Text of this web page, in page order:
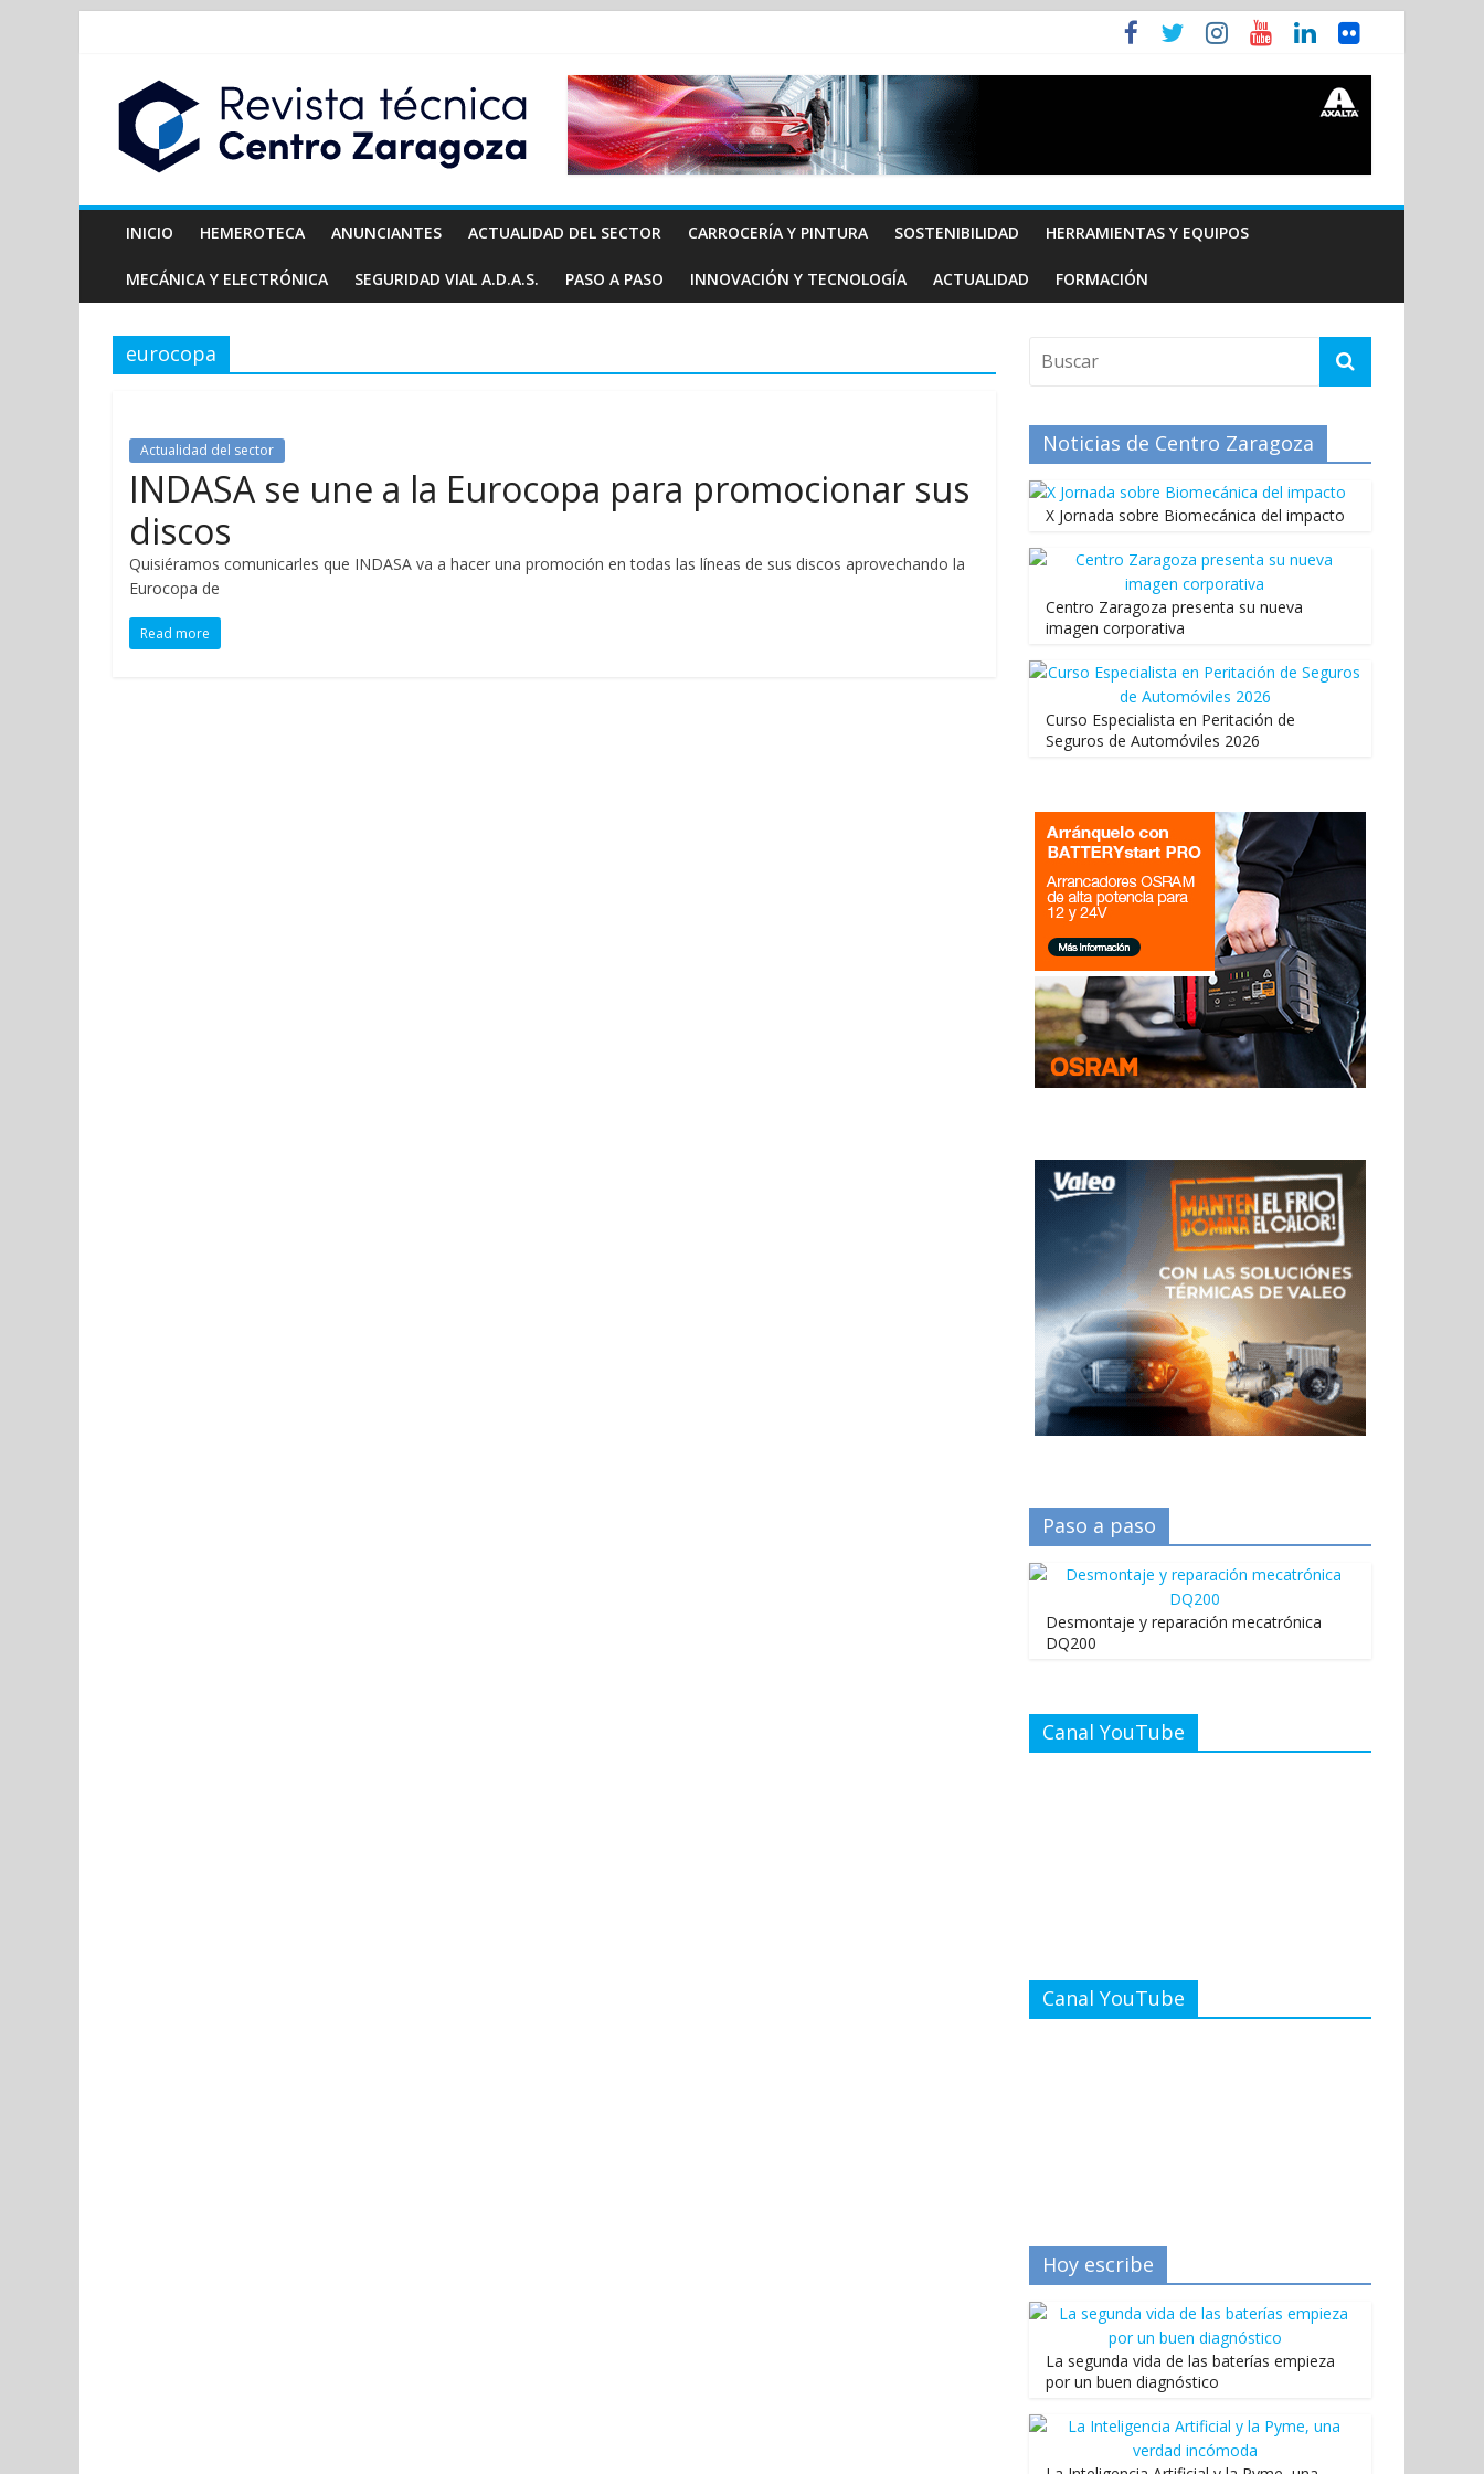
INICIO HEMEROTECA ANUNCIANTES ACTUALIDAD DEL SECTOR CARROCERÍA Y PINTURA SOSTENIBILIDAD HERRAMIENTAS Y EQUIPOS
MECÁNICA Y ELECTRÓNICA SEGURIDAD VIAL A.D.A.S. PASO A PASO INNOVACIÓN Y TECNOLOGÍA ACTUALIDAD FORMACIÓN
eurocopa
Actualidad del sector
INDASA se une a la Eurocopa para promocionar sus
discos
Quisiéramos comunicarles que INDASA va a hacer una promoción en todas las líneas de sus discos aprovechando la
Eurocopa de
Read more
Noticias de Centro Zaragoza
X Jornada sobre Biomecánica del impacto
Centro Zaragoza presenta su nueva
imagen corporativa
Curso Especialista en Peritación de
Seguros de Automóviles 2026
Paso a paso
Desmontaje y reparación mecatrónica
DQ200
Canal YouTube
Canal YouTube
Hoy escribe
La segunda vida de las baterías empieza
por un buen diagnóstico